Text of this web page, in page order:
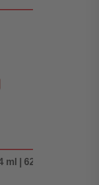
ml | 620 Seiten -